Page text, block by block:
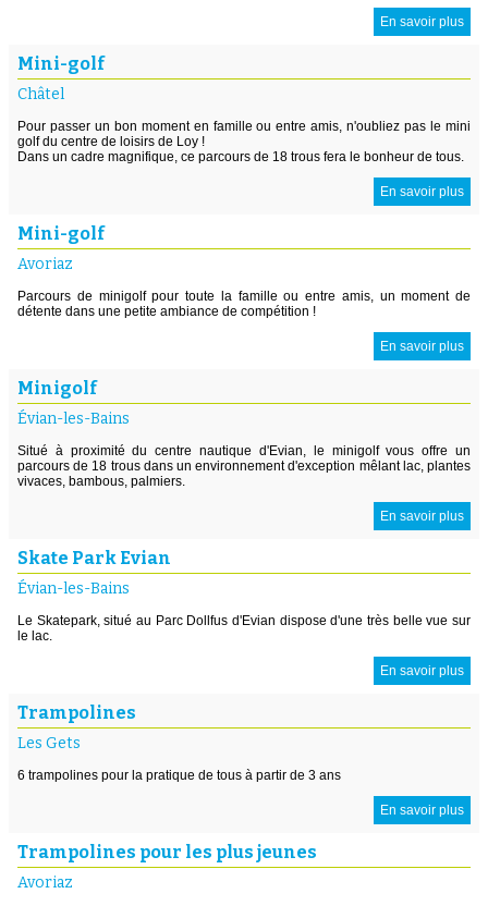
En savoir plus
Mini-golf
Châtel
Pour passer un bon moment en famille ou entre amis, n'oubliez pas le mini
golf du centre de loisirs de Loy !
Dans un cadre magnifique, ce parcours de 18 trous fera le bonheur de tous.
En savoir plus
Mini-golf
Avoriaz
Parcours de minigolf pour toute la famille ou entre amis, un moment de
détente dans une petite ambiance de compétition !
En savoir plus
Minigolf
Évian-les-Bains
Situé à proximité du centre nautique d'Evian, le minigolf vous offre un
parcours de 18 trous dans un environnement d'exception mêlant lac, plantes
vivaces, bambous, palmiers.
En savoir plus
Skate Park Evian
Évian-les-Bains
Le Skatepark, situé au Parc Dollfus d'Evian dispose d'une très belle vue sur
le lac.
En savoir plus
Trampolines
Les Gets
6 trampolines pour la pratique de tous à partir de 3 ans
En savoir plus
Trampolines pour les plus jeunes
Avoriaz